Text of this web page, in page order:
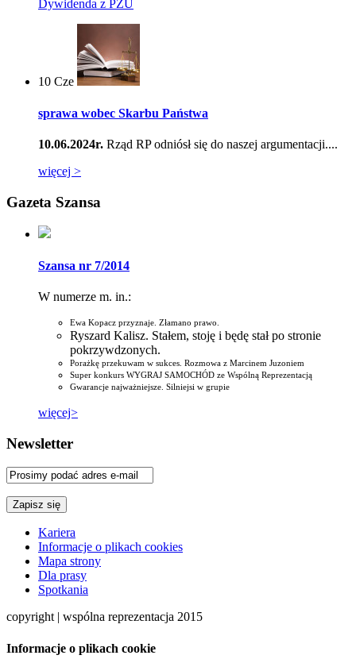
Dywidenda z PZU
10 Cze
sprawa wobec Skarbu Państwa
10.06.2024r. Rząd RP odniósł się do naszej argumentacji....
więcej >
Gazeta Szansa
Szansa nr 7/2014
W numerze m. in.:
Ewa Kopacz przyznaje. Złamano prawo.
Ryszard Kalisz. Stałem, stoję i będę stał po stronie
pokrzywdzonych.
Porażkę przekuwam w sukces. Rozmowa z Marcinem Juzoniem
Super konkurs WYGRAJ SAMOCHÓD ze Wspólną Reprezentacją
Gwarancje najważniejsze. Silniejsi w grupie
więcej>
Newsletter
Kariera
Informacje o plikach cookies
Mapa strony
Dla prasy
Spotkania
copyright | wspólna reprezentacja 2015
Informacje o plikach cookie